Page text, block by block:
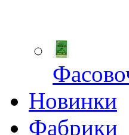
Новинки
Фабрики